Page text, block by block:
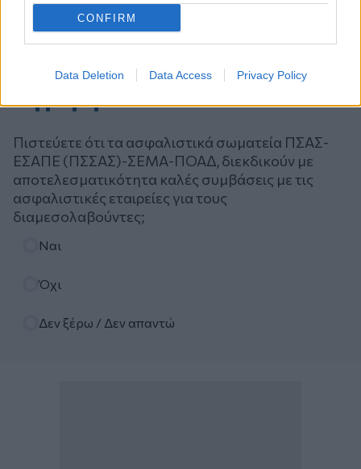
CONFIRM
Data Deletion Data Access Privacy Policy
Ψηφοφορία
Πιστεύετε ότι τα ασφαλιστικά σωματεία ΠΣΑΣ-
ΕΣΑΠΕ (ΠΣΣΑΣ)-ΣΕΜΑ-ΠΟΑΔ, διεκδικούν με
αποτελεσματικότητα καλές συμβάσεις με τις
ασφαλιστικές εταιρείες για τους
διαμεσολαβούντες;
Ναι
Όχι
Δεν ξέρω / Δεν απαντώ